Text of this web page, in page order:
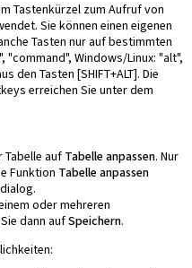
Tastenkürzel zum Aufruf von
Sie können einen eigenen
Tasten nur auf bestimmten
Windows/Linux: "alt",
den Tasten [SHIFT+ALT]. Die
erreichen Sie unter dem
Tabelle auf Tabelle anpassen. Nur
Funktion Tabelle anpassen
oder mehreren
dann aufSpeichern.